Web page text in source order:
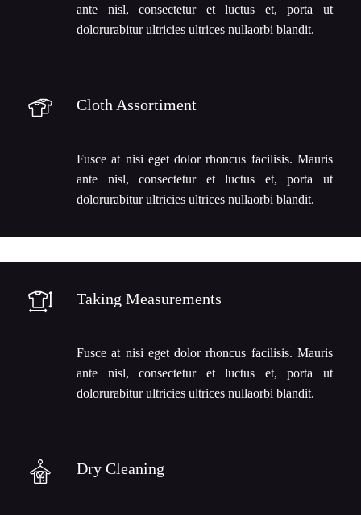
ante nisl, consectetur et luctus et, porta ut
dolorurabitur ultricies ultrices nullaorbi blandit.
Cloth Assortiment
Fusce at nisi eget dolor rhoncus facilisis. Mauris
ante nisl, consectetur et luctus et, porta ut
dolorurabitur ultricies ultrices nullaorbi blandit.
Taking Measurements
Fusce at nisi eget dolor rhoncus facilisis. Mauris
ante nisl, consectetur et luctus et, porta ut
dolorurabitur ultricies ultrices nullaorbi blandit.
Dry Cleaning